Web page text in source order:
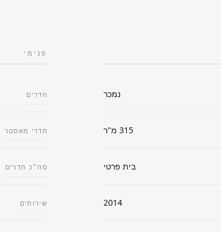
נמכר
315 מ"ר
בית פרטי
2014
פנימי
חדרים
חדרי מאסטר
סה״כ חדרים
שירותים